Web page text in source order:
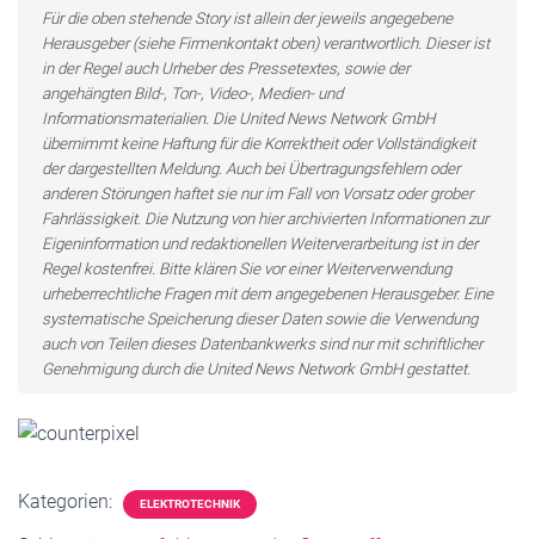
Für die oben stehende Story ist allein der jeweils angegebene
Herausgeber (siehe Firmenkontakt oben) verantwortlich. Dieser ist
in der Regel auch Urheber des Pressetextes, sowie der
angehängten Bild-, Ton-, Video-, Medien- und
Informationsmaterialien. Die United News Network GmbH
übernimmt keine Haftung für die Korrektheit oder Vollständigkeit
der dargestellten Meldung. Auch bei Übertragungsfehlern oder
anderen Störungen haftet sie nur im Fall von Vorsatz oder grober
Fahrlässigkeit. Die Nutzung von hier archivierten Informationen zur
Eigeninformation und redaktionellen Weiterverarbeitung ist in der
Regel kostenfrei. Bitte klären Sie vor einer Weiterverwendung
urheberrechtliche Fragen mit dem angegebenen Herausgeber. Eine
systematische Speicherung dieser Daten sowie die Verwendung
auch von Teilen dieses Datenbankwerks sind nur mit schriftlicher
Genehmigung durch die United News Network GmbH gestattet.
Kategorien: ELEKTROTECHNIK